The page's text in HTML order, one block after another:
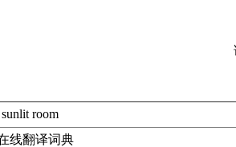
room
线翻译词典